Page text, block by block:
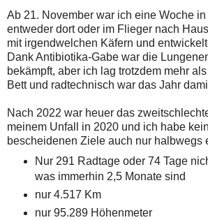
Ab 21. November war ich eine Woche
entweder dort oder im Flieger nach
mit irgendwelchen Käfern und
Dank Antibiotika-Gabe war die
bekämpft, aber ich lag trotzdem mehr
Bett und radtechnisch war das Jahr
Nach 2022 war heuer das
meinem Unfall in 2020 und ich habe
bescheidenen Ziele auch nur halbwegs
Nur 291 Radtage oder 74 Tage
was immerhin 2,5 Monate sind
nur 4.517 Km
nur 95.289 Höhenmeter